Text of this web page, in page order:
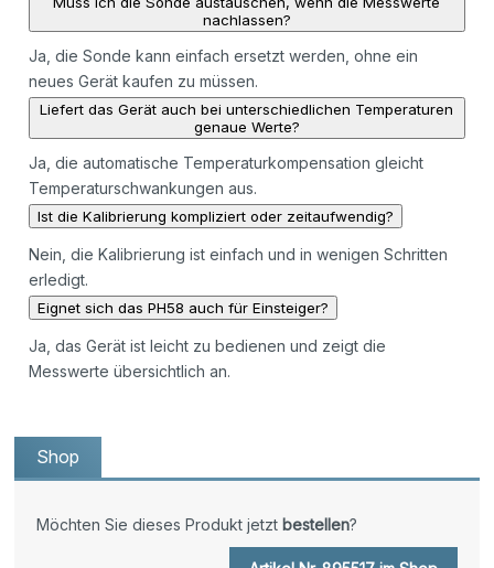
nachlassen?
Ja, die Sonde kann einfach ersetzt werden, ohne ein
neues Gerät kaufen zu müssen.
Liefert das Gerät auch bei unterschiedlichen Temperaturen
genaue Werte?
Ja, die automatische Temperaturkompensation gleicht
Temperaturschwankungen aus.
Ist die Kalibrierung kompliziert oder zeitaufwendig?
Nein, die Kalibrierung ist einfach und in wenigen Schritten
erledigt.
Eignet sich das PH58 auch für Einsteiger?
Ja, das Gerät ist leicht zu bedienen und zeigt die
Messwerte übersichtlich an.
Shop
Möchten Sie dieses Produkt jetzt bestellen?